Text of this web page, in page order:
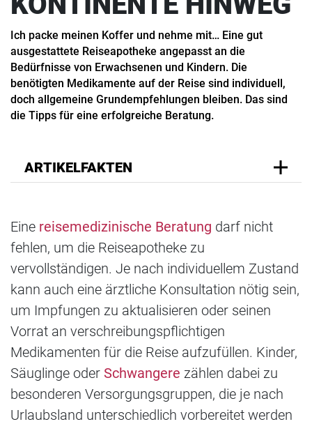
Ich packe meinen Koffer und nehme mit… Eine gut
ausgestattete Reiseapotheke angepasst an die
Bedürfnisse von Erwachsenen und Kindern. Die
benötigten Medikamente auf der Reise sind individuell,
doch allgemeine Grundempfehlungen bleiben. Das sind
die Tipps für eine erfolgreiche Beratung.
ARTIKELFAKTEN
Eine reisemedizinische Beratung darf nicht
fehlen, um die Reiseapotheke zu
vervollständigen. Je nach individuellem Zustand
kann auch eine ärztliche Konsultation nötig sein,
um Impfungen zu aktualisieren oder seinen
Vorrat an verschreibungspflichtigen
Medikamenten für die Reise aufzufüllen. Kinder,
Säuglinge oder Schwangere zählen dabei zu
besonderen Versorgungsgruppen, die je nach
Urlaubsland unterschiedlich vorbereitet werden